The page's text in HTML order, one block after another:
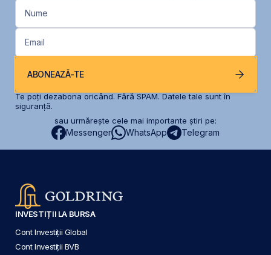
Nume
Email
ABONEAZĂ-TE
Te poți dezabona oricând. Fără SPAM. Datele tale sunt în
siguranță.
sau urmărește cele mai importante știri pe:
Messenger WhatsApp Telegram
INVESTIȚII LA BURSA
Cont Investiții Global
Cont Investiții BVB